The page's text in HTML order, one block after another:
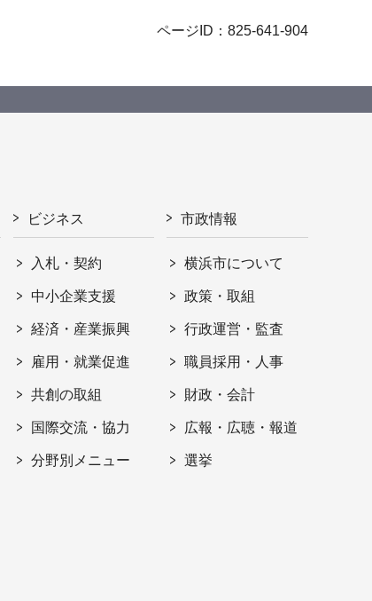
ページID：825-641-904
ビジネス
入札・契約
中小企業支援
経済・産業振興
雇用・就業促進
共創の取組
国際交流・協力
分野別メニュー
市政情報
横浜市について
政策・取組
行政運営・監査
職員採用・人事
財政・会計
広報・広聴・報道
選挙